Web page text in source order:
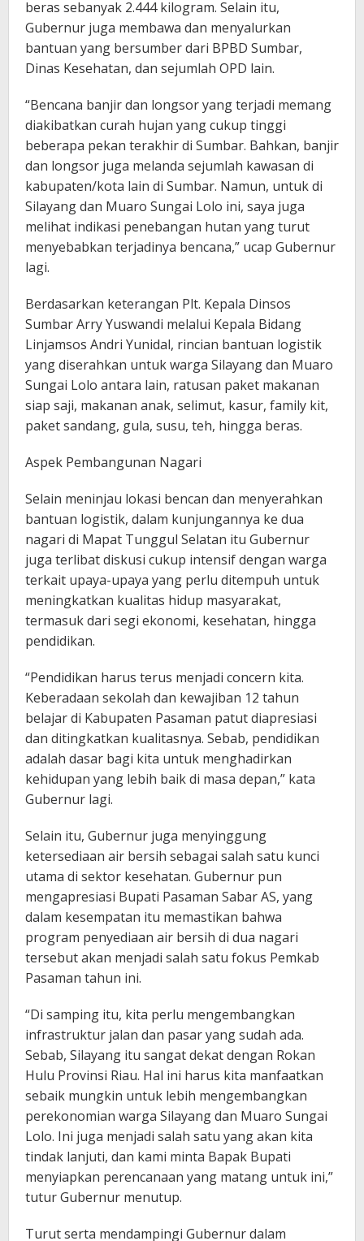
beras sebanyak 2.444 kilogram. Selain itu,
Gubernur juga membawa dan menyalurkan
bantuan yang bersumber dari BPBD Sumbar,
Dinas Kesehatan, dan sejumlah OPD lain.
“Bencana banjir dan longsor yang terjadi memang
diakibatkan curah hujan yang cukup tinggi
beberapa pekan terakhir di Sumbar. Bahkan, banjir
dan longsor juga melanda sejumlah kawasan di
kabupaten/kota lain di Sumbar. Namun, untuk di
Silayang dan Muaro Sungai Lolo ini, saya juga
melihat indikasi penebangan hutan yang turut
menyebabkan terjadinya bencana,” ucap Gubernur
lagi.
Berdasarkan keterangan Plt. Kepala Dinsos
Sumbar Arry Yuswandi melalui Kepala Bidang
Linjamsos Andri Yunidal, rincian bantuan logistik
yang diserahkan untuk warga Silayang dan Muaro
Sungai Lolo antara lain, ratusan paket makanan
siap saji, makanan anak, selimut, kasur, family kit,
paket sandang, gula, susu, teh, hingga beras.
Aspek Pembangunan Nagari
Selain meninjau lokasi bencan dan menyerahkan
bantuan logistik, dalam kunjungannya ke dua
nagari di Mapat Tunggul Selatan itu Gubernur
juga terlibat diskusi cukup intensif dengan warga
terkait upaya-upaya yang perlu ditempuh untuk
meningkatkan kualitas hidup masyarakat,
termasuk dari segi ekonomi, kesehatan, hingga
pendidikan.
“Pendidikan harus terus menjadi concern kita.
Keberadaan sekolah dan kewajiban 12 tahun
belajar di Kabupaten Pasaman patut diapresiasi
dan ditingkatkan kualitasnya. Sebab, pendidikan
adalah dasar bagi kita untuk menghadirkan
kehidupan yang lebih baik di masa depan,” kata
Gubernur lagi.
Selain itu, Gubernur juga menyinggung
ketersediaan air bersih sebagai salah satu kunci
utama di sektor kesehatan. Gubernur pun
mengapresiasi Bupati Pasaman Sabar AS, yang
dalam kesempatan itu memastikan bahwa
program penyediaan air bersih di dua nagari
tersebut akan menjadi salah satu fokus Pemkab
Pasaman tahun ini.
“Di samping itu, kita perlu mengembangkan
infrastruktur jalan dan pasar yang sudah ada.
Sebab, Silayang itu sangat dekat dengan Rokan
Hulu Provinsi Riau. Hal ini harus kita manfaatkan
sebaik mungkin untuk lebih mengembangkan
perekonomian warga Silayang dan Muaro Sungai
Lolo. Ini juga menjadi salah satu yang akan kita
tindak lanjuti, dan kami minta Bapak Bupati
menyiapkan perencanaan yang matang untuk ini,”
tutur Gubernur menutup.
Turut serta mendampingi Gubernur dalam